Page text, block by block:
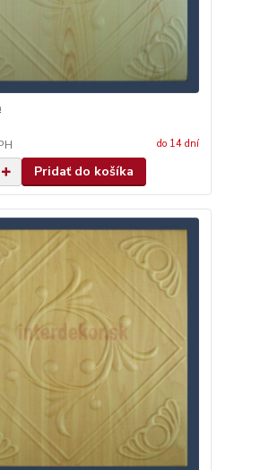
do 14 dní
Pridať do košíka